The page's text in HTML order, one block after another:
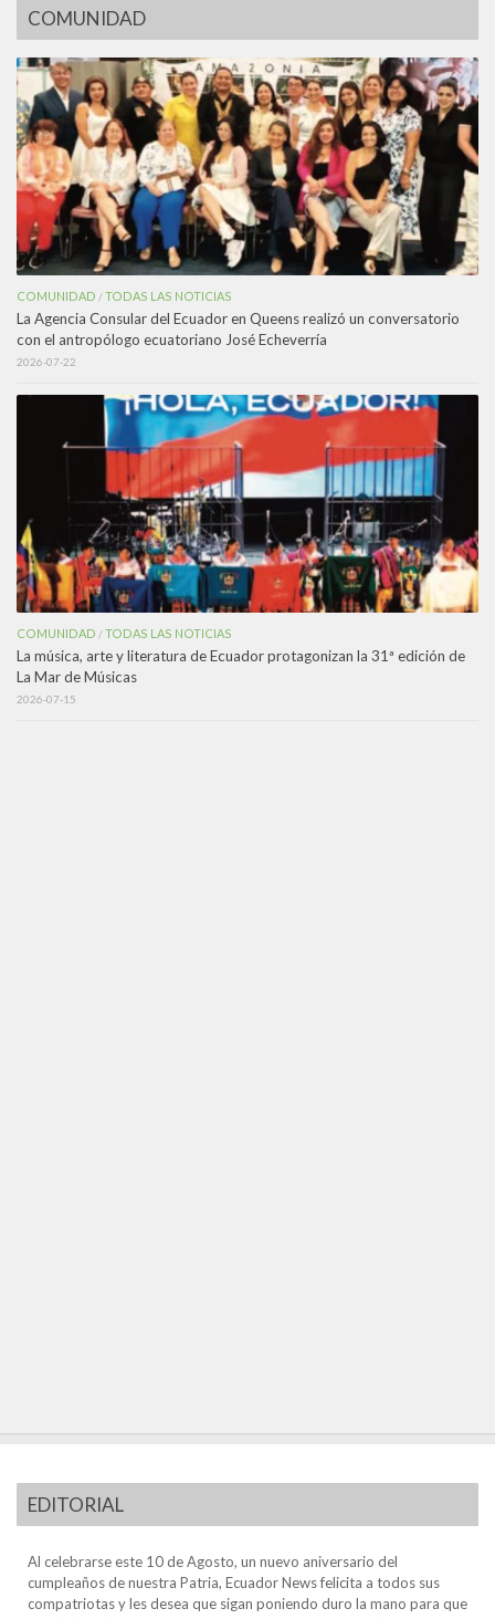
COMUNIDAD
COMUNIDAD /TODAS LAS NOTICIAS
La Agencia Consular del Ecuador en Queens realizó un conversatorio
con el antropólogo ecuatoriano José Echeverría
2026-07-22
COMUNIDAD /TODAS LAS NOTICIAS
La música, arte y literatura de Ecuador protagonizan la 31ª edición de
La Mar de Músicas
2026-07-15
EDITORIAL
Al celebrarse este 10 de Agosto, un nuevo aniversario del
cumpleaños de nuestra Patria, Ecuador News felicita a todos sus
compatriotas y les desea que sigan poniendo duro la mano para que